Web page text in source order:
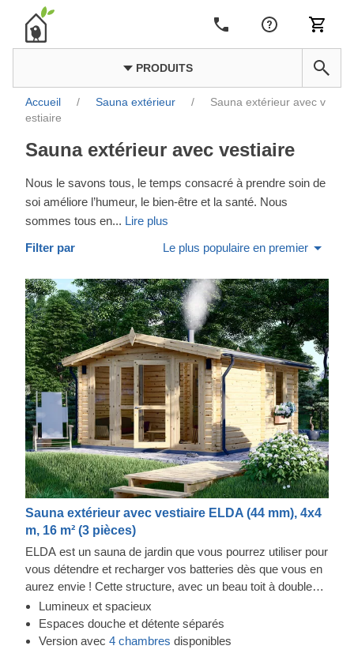
PRODUITS
Accueil / Sauna extérieur /
Sauna extérieur avec v
estiaire
Sauna extérieur avec vestiaire
Nous le savons tous, le temps consacré à prendre soin de
soi améliore l’humeur, le bien-être et la santé. Nous
sommes tous en... Lire plus
Filter par Le plus populaire en premier
Sauna extérieur avec vestiaire ELDA (44 mm), 4x4
m, 16 m² (3 pièces)
ELDA est un sauna de jardin que vous pourrez utiliser pour
vous détendre et recharger vos batteries dès que vous en
aurez envie ! Cette structure, avec un beau toit à double
pente, est à la fois agréable et confortable. Elle compte 3
rangées de bancs, un espace salle de bain et un espace
de détente spacieux. Bien plus qu'un sauna, ce modèle
Lumineux et spacieux
Espaces douche et détente séparés
Version avec 4 chambres disponibles